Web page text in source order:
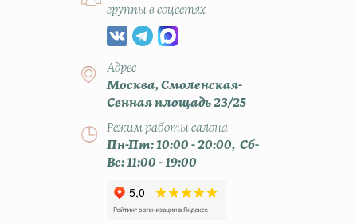
группы в соцсетях
Адрес
Москва, Смоленская-
Сенная площадь 23/25
Режим работы салона
Пн-Пт: 10:00 - 20:00, Сб-
Вс: 11:00 - 19:00